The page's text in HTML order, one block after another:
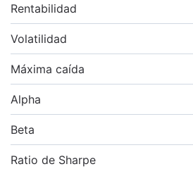
Rentabilidad
Volatilidad
Máxima caída
Alpha
Beta
Ratio de Sharpe